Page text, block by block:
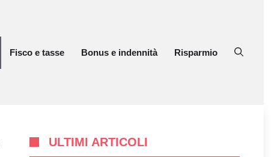
Fisco e tasse Bonus e indennità Risparmio
ULTIMI ARTICOLI